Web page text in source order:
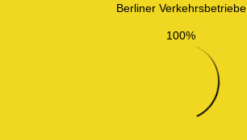
Berliner Verkehrsbetriebe
100%